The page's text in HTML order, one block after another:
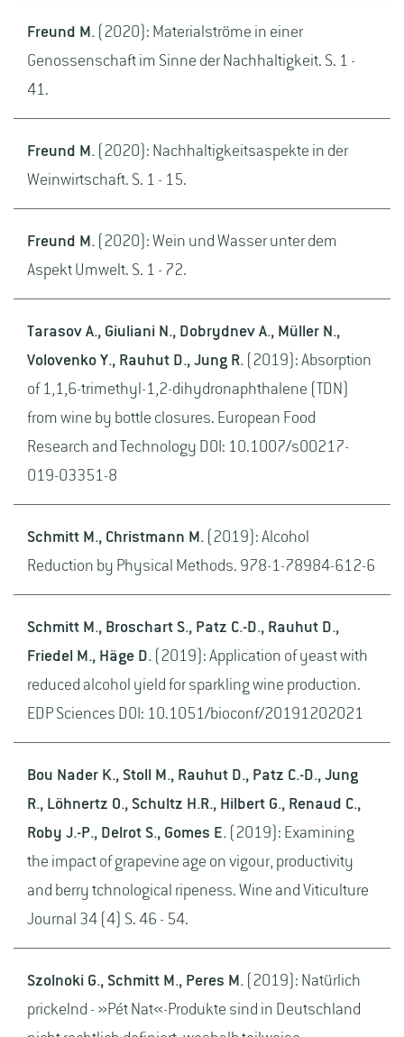
Freund M. (2020): Materialströme in einer
Genossenschaft im Sinne der Nachhaltigkeit. S. 1 -
41.
Freund M. (2020): Nachhaltigkeitsaspekte in der
Weinwirtschaft. S. 1 - 15.
Freund M. (2020): Wein und Wasser unter dem
Aspekt Umwelt. S. 1 - 72.
Tarasov A., Giuliani N., Dobrydnev A., Müller N.,
Volovenko Y., Rauhut D., Jung R. (2019): Absorption
of 1,1,6-trimethyl-1,2-dihydronaphthalene (TDN)
from wine by bottle closures. European Food
Research and Technology DOI: 10.1007/s00217-
019-03351-8
Schmitt M., Christmann M. (2019): Alcohol
Reduction by Physical Methods. 978-1-78984-612-6
Schmitt M., Broschart S., Patz C.-D., Rauhut D.,
Friedel M., Häge D. (2019): Application of yeast with
reduced alcohol yield for sparkling wine production.
EDP Sciences DOI: 10.1051/bioconf/20191202021
Bou Nader K., Stoll M., Rauhut D., Patz C.-D., Jung
R., Löhnertz O., Schultz H.R., Hilbert G., Renaud C.,
Roby J.-P., Delrot S., Gomes E. (2019): Examining
the impact of grapevine age on vigour, productivity
and berry tchnological ripeness. Wine and Viticulture
Journal 34 (4) S. 46 - 54.
Szolnoki G., Schmitt M., Peres M. (2019): Natürlich
prickelnd - »Pét Nat«-Produkte sind in Deutschland